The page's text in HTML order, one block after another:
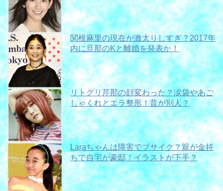
関根麻里の現在が激太りしすぎ？2017年
内に旦那のKと離婚を発表か！
リトグリ芹那の顔変わった？涙袋やあご
しゃくれとエラ整形！昔が別人？
Laraちゃんは障害でブサイク？親が金持
ちで自宅が豪邸！イラストが下手？